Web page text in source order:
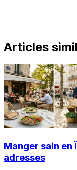
Articles
Manger sain en
adresses